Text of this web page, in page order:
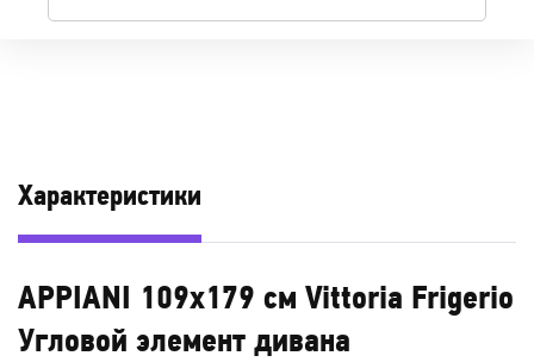
Характеристики
APPIANI 109х179 см Vittoria Frigerio
Угловой элемент дивана